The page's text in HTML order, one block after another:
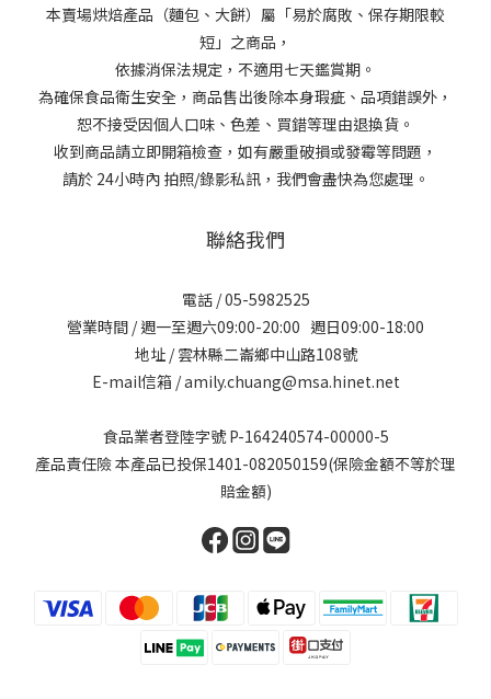
本賣場烘焙產品（麵包、大餅）屬「易於腐敗、保存期限較
短」之商品，
依據消保法規定，不適用七天鑑賞期。
為確保食品衛生安全，商品售出後除本身瑕疵、品項錯誤外，
恕不接受因個人口味、色差、買錯等理由退換貨。
收到商品請立即開箱檢查，如有嚴重破損或發霉等問題，
請於 24小時內 拍照/錄影私訊，我們會盡快為您處理。
聯絡我們
電話 / 05-5982525
營業時間 / 週一至週六09:00-20:00 週日09:00-18:00
地址 / 雲林縣二崙鄉中山路108號
E-mail信箱 / amily.chuang@msa.hinet.net
食品業者登陸字號 P-164240574-00000-5
產品責任險 本產品已投保1401-082050159(保險金額不等於理
賠金額)